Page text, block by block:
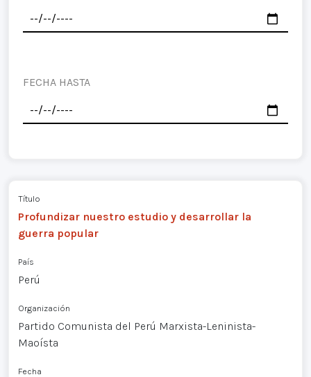
FECHA HASTA
Título
Profundizar nuestro estudio y desarrollar la
guerra popular
País
Perú
Organización
Partido Comunista del Perú Marxista-Leninista-
Maoísta
Fecha